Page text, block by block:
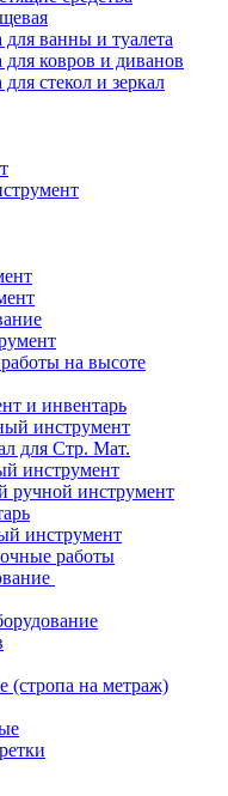
ванны и туалета
для ковров и диванов
стекол и зеркал
на высоте
и инвентарь
инструмент
для Стр. Мат.
инструмент
инструмент
инструмент
работы
(стропа на метраж)